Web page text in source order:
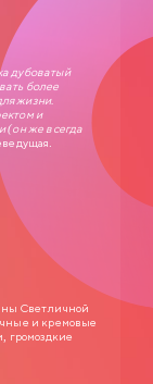
дубоватый
более
жизни.
и
(он же всегда
Светличной
и кремовые
громоздкие